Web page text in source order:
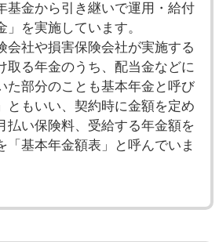
基金から引き継いで運用・給付
を実施しています。
会社や損害保険会社が実施する
取る年金のうち、配当金などに
た部分のことも基本年金と呼び
ともいい、契約時に金額を定め
払い保険料、受給する年金額を
「基本年金額表」と呼んでいま